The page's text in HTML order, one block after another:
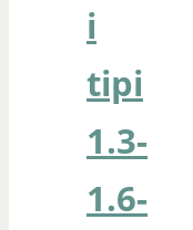
i
tipi
1.3-
1.6-